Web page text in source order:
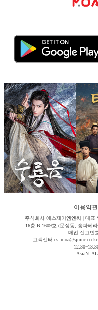
이용약관
주식회사 에스제이엠엔씨 | 대표
16층 B-1609호 (문정동, 송파테
매업 신고번
고객센터
AsiaN.